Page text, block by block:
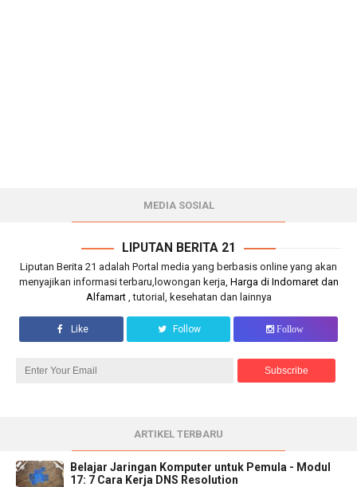
MEDIA SOSIAL
LIPUTAN BERITA 21
Liputan Berita 21 adalah Portal media yang berbasis online yang akan
menyajikan informasi terbaru,lowongan kerja, Harga di Indomaret dan
Alfamart , tutorial, kesehatan dan lainnya
Like Follow Follow
ARTIKEL TERBARU
Belajar Jaringan Komputer untuk Pemula - Modul
17: 7 Cara Kerja DNS Resolution